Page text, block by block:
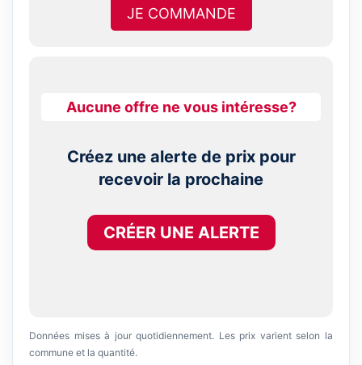
JE COMMANDE
Aucune offre ne vous intéresse?
Créez une alerte de prix pour
recevoir la prochaine
CRÉER UNE ALERTE
Données mises à jour quotidiennement. Les prix varient selon la
commune et la quantité.